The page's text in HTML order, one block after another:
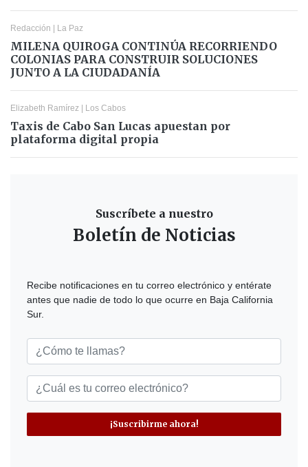
Redacción | La Paz
MILENA QUIROGA CONTINÚA RECORRIENDO
COLONIAS PARA CONSTRUIR SOLUCIONES
JUNTO A LA CIUDADANÍA
Elizabeth Ramírez | Los Cabos
Taxis de Cabo San Lucas apuestan por
plataforma digital propia
Suscríbete a nuestro
Boletín de Noticias
Recibe notificaciones en tu correo electrónico y entérate
antes que nadie de todo lo que ocurre en Baja California
Sur.
¡Suscribirme ahora!